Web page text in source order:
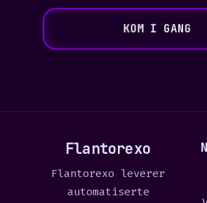
KOM I GANG
Flantorexo
Flantorexo leverer
automatiserte